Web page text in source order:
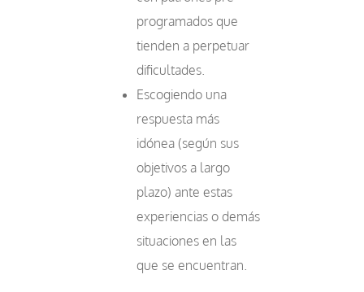
programados que
tienden a perpetuar
dificultades.
Escogiendo una
respuesta más
idónea (según sus
objetivos a largo
plazo) ante estas
experiencias o demás
situaciones en las
que se encuentran.